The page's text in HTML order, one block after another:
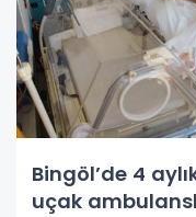
Bingöl’de 4
uçak